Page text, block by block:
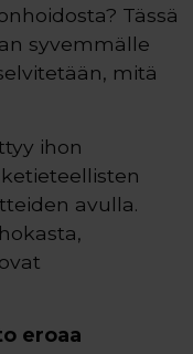
Tässä
syvemmälle
mitä
ihon
avulla.
eroaa